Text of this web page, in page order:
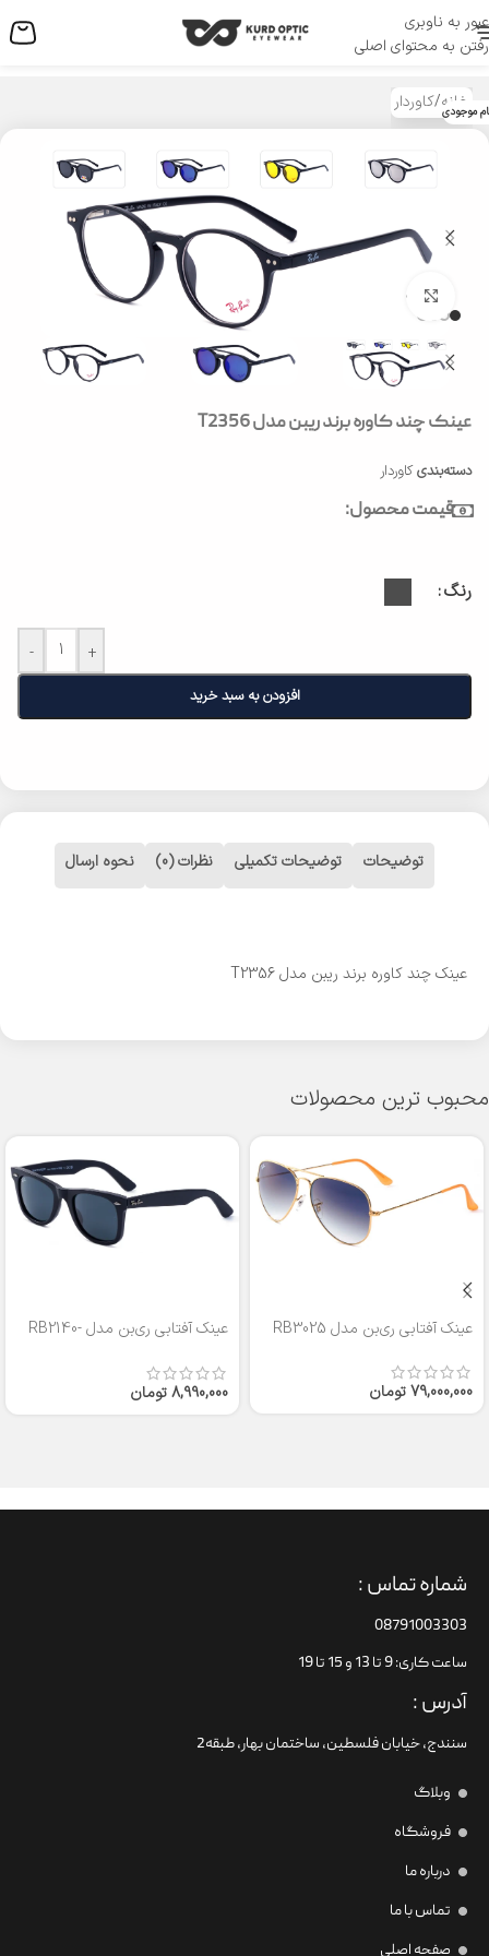
عبور به ناوبری
رفتن به محتوای اصلی
منو
خانه/کاوردار موجودی
بزرگنمایی تصویر
عینک چند کاوره برند ریبن مدل T2356
دسته‌بندی کاوردار
قیمت محصول:
رنگ
- +
افزودن به سبد خرید
توضیحات توضیحات تکمیلی نظرات (0) نحوه ارسال
عینک چند کاوره برند ریبن مدل T2356
محبوب ترین محصولات
عینک آفتابی ری‌بن مدل RB3025
79,000,000تومان
عینک آفتابی ری‌بن مدل RB2140-
8,990,000تومان
شماره تماس :
08791003303
ساعت کاری: 9 تا 13 و 15 تا 19
آدرس :
سنندج، خیابان فلسطین،‌ ساختمان بهار، طبقه2
وبلاگ
فروشگاه
درباره ما
تماس با ما
صفحه اصلی